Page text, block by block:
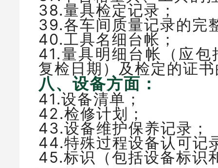
38.量具检定记录；
39.各车间质量记录的完
40.工具名细台帐；
41.量具明细台帐（应
复检日期）及检定的
八、设备方面：
41.设备清单；
42.检修计划；
43.设备维护保养记录；
44.特殊过程设备认可
45.标识（包括设备标